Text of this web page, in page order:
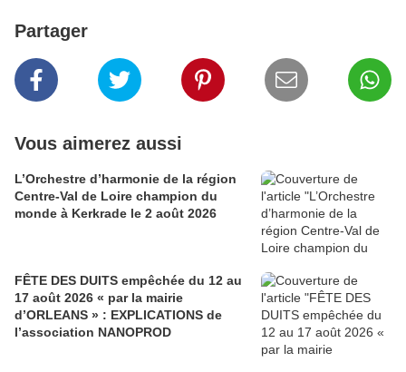
Partager
Vous aimerez aussi
L’Orchestre d’harmonie de la région
Centre-Val de Loire champion du
monde à Kerkrade le 2 août 2026
FÊTE DES DUITS empêchée du 12 au
17 août 2026 « par la mairie
d’ORLEANS » : EXPLICATIONS de
l’association NANOPROD